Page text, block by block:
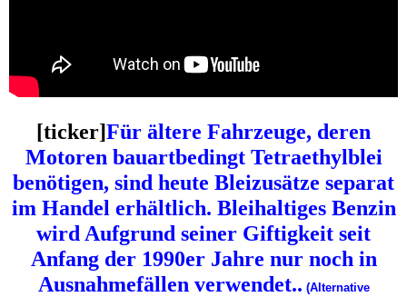
[ticker]Für ältere Fahrzeuge, deren
Motoren bauartbedingt Tetraethylblei
benötigen, sind heute Bleizusätze separat
im Handel erhältlich. Bleihaltiges Benzin
wird Aufgrund seiner Giftigkeit seit
Anfang der 1990er Jahre nur noch in
Ausnahmefällen verwendet.. (Alternative